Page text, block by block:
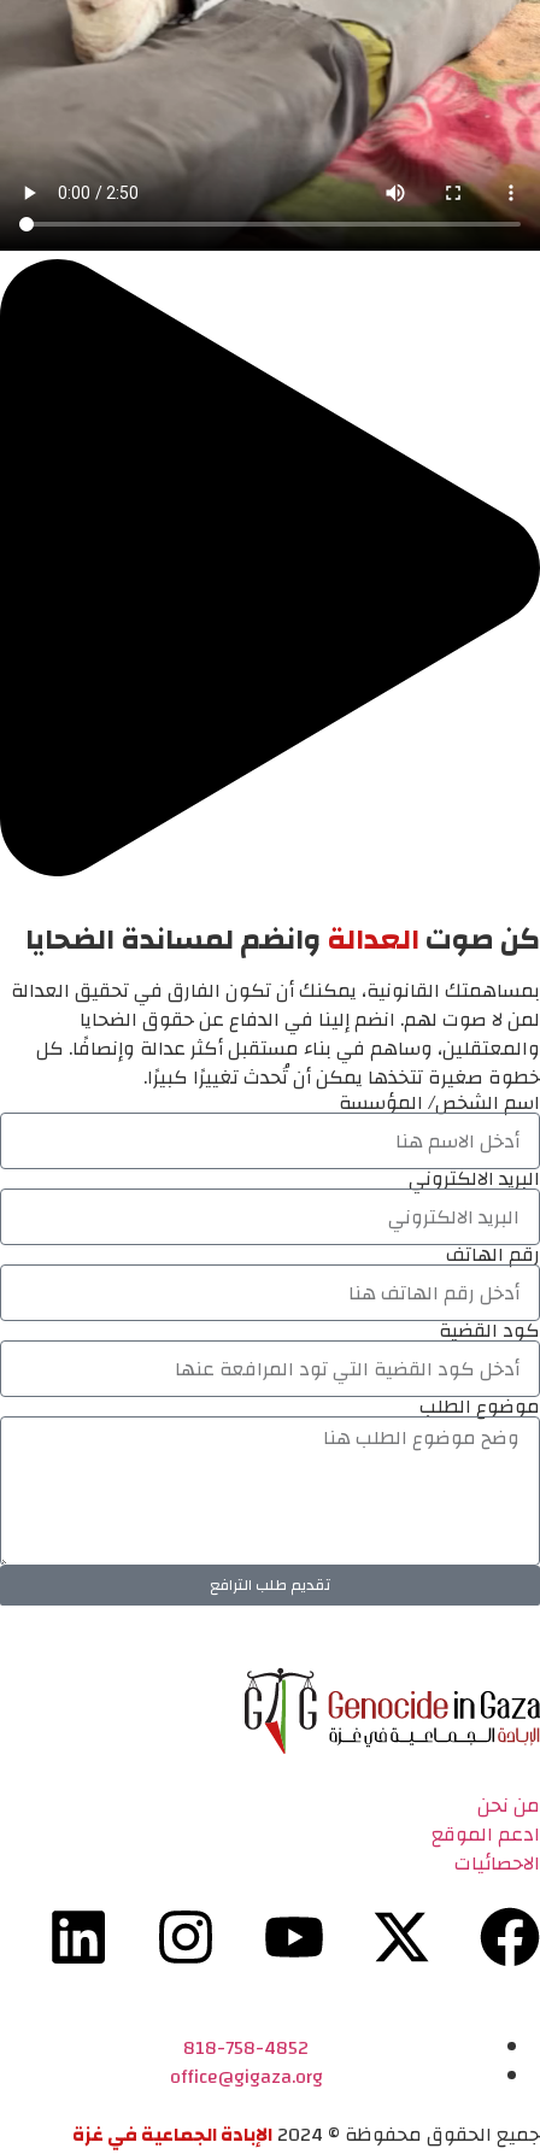
كن صوتالعدالةوانضم لمساندة الضحايا
بمساهمتك القانونية، يمكنك أن تكون الفارق في تحقيق العدالة
لمن لا صوت لهم. انضم إلينا في الدفاع عن حقوق الضحايا
والمعتقلين، وساهم في بناء مستقبل أكثر عدالة وإنصافًا. كل
خطوة صغيرة تتخذها يمكن أن تُحدث تغييرًا كبيرًا.
اسم الشخص/ المؤسسة
البريد الالكتروني
رقم الهاتف
كود القضية
موضوع الطلب
تقديم طلب الترافع
من نحن
ادعم الموقع
الاحصائيات
818-758-4852
office@gigaza.org
جميع الحقوق محفوظة © 2024
الإبادة الجماعية في غزة